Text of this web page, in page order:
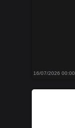
16/07/2026 00:00